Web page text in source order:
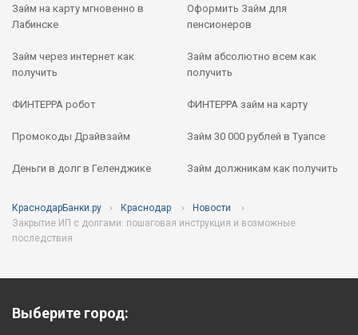
Займ на карту мгновенно в
Лабинске
Оформить Займ для
пенсионеров
Займ через интернет как
получить
Займ абсолютно всем как
получить
ФИНТЕРРА робот ФИНТЕРРА займ на карту
Промокоды Драйвзайм Займ 30 000 рублей в Туапсе
Деньги в долг в Геленджике Займ должникам как получить
КраснодарБанки.ру Краснодар
Новости
Закрытие ИП с долгами: пошаговая инструкция и возможные
последствия
Выберите город: